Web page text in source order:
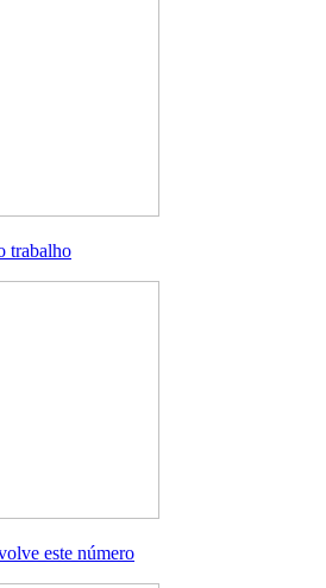
trabalho
este número